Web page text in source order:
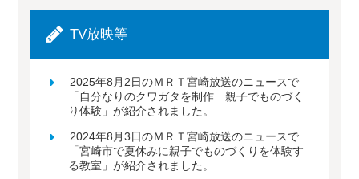
TV放映等
2025年8月2日のＭＲＴ宮崎放送のニュースで
「自分なりのクワガタを制作 親子でものづく
り体験」が紹介されました。
2024年8月3日のＭＲＴ宮崎放送のニュースで
「宮崎市で夏休みに親子でものづくりを体験す
る教室」が紹介されました。